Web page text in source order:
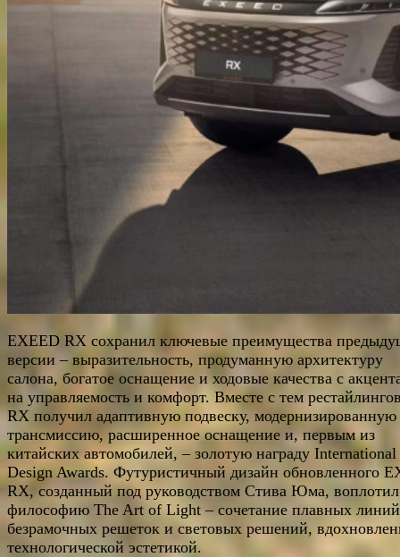
EXEED RX сохранил ключевые преимущества
версии – выразительность, продуманную архитектуру
салона, богатое оснащение и ходовые качества с
на управляемость и комфорт. Вместе с тем
RX получил адаптивную подвеску, модернизированную
трансмиссию, расширенное оснащение и, первым из
китайских автомобилей, – золотую награду International
Design Awards. Футуристичный дизайн обновленного
RX, созданный под руководством Стива Юма, воплотил
философию The Art of Light – сочетание плавных
безрамочных решеток и световых решений,
технологической эстетикой.